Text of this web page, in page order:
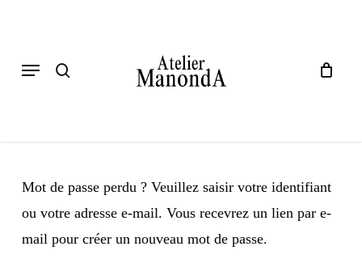
mainMenu
Mot de passe perdu ? Veuillez saisir votre identifiant
ou votre adresse e-mail. Vous recevrez un lien par e-
mail pour créer un nouveau mot de passe.